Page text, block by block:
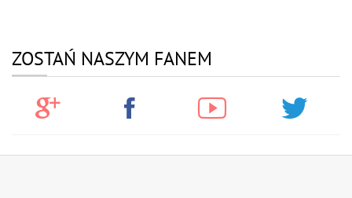
ZOSTAŃ NASZYM FANEM